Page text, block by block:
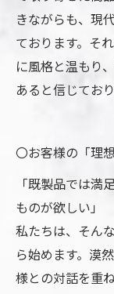
きながらも、現
ております。そ
に風格と温もり
あると信じており
〇お客様の「理
「既製品では満
ものが欲しい」
私たちは、そん
ら始めます。漠
様との対話を重